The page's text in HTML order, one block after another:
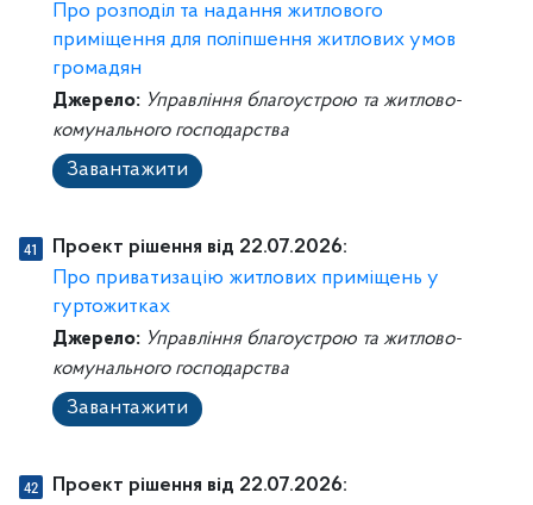
Про розподіл та надання житлового
приміщення для поліпшення житлових умов
громадян
Джерело: Управління благоустрою та житлово-
комунального господарства
Завантажити
Проект рішення від 22.07.2026:
Про приватизацію житлових приміщень у
гуртожитках
Джерело: Управління благоустрою та житлово-
комунального господарства
Завантажити
Проект рішення від 22.07.2026: